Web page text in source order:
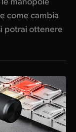
come cambia
potrai ottenere